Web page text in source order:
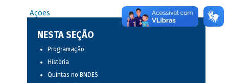
Ações
NESTA SEÇÃO
Programação
História
Quintas no BNDES